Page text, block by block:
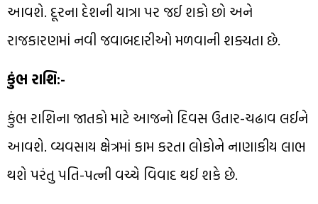
આવશે. દૂરના દેશની યાત્રા પર જઈ શકો છો અને
રાજકારણમાં નવી જવાબદારીઓ મળવાની શક્યતા છે.
કુંભ રાશિ:-
કુંભ રાશિના જાતકો માટે આજનો દિવસ ઉતાર-ચઢાવ લઈને
આવશે. વ્યવસાય ક્ષેત્રમાં કામ કરતા લોકોને નાણાકીય લાભ
થશે પરંતુ પતિ-પત્ની વચ્ચે વિવાદ થઈ શકે છે.